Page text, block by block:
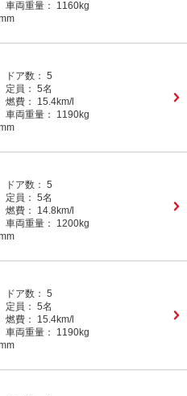
車両重量：
1160kg
ドア数： 5
定員： 5名
燃費：
15.4km/l
車両重量：
1190kg
ドア数： 5
定員： 5名
燃費：
14.8km/l
車両重量：
1200kg
ドア数： 5
定員： 5名
燃費：
15.4km/l
車両重量：
1190kg